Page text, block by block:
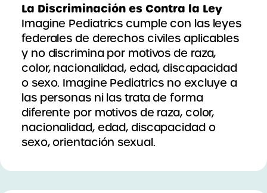
La Discriminación es Contra la Ley
Imagine Pediatrics cumple con las leyes
federales de derechos civiles aplicables
y no discrimina por motivos de raza,
color, nacionalidad, edad, discapacidad
o sexo. Imagine Pediatrics no excluye a
las personas ni las trata de forma
diferente por motivos de raza, color,
nacionalidad, edad, discapacidad o
sexo, orientación sexual.